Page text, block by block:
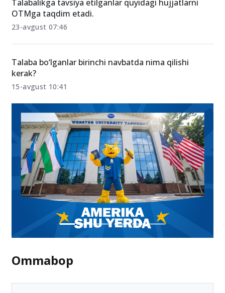
Talabalikga tavsiya etilganlar quyidagi hujjatlarni
OTMga taqdim etadi.
23-avgust 07:46
Talaba bo‘lganlar birinchi navbatda nima qilishi
kerak?
15-avgust 10:41
Ommabop